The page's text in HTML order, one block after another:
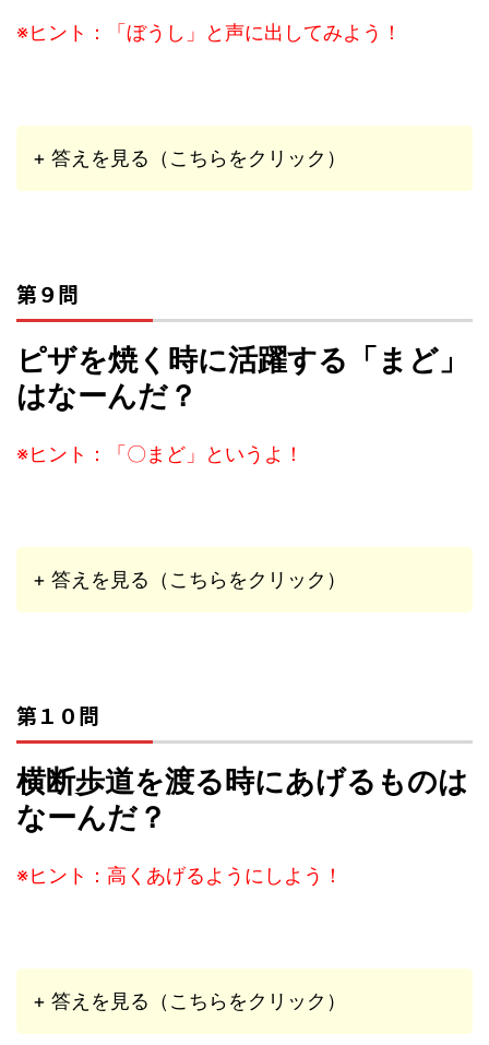
※ヒント：「ぼうし」と声に出してみよう！
+ 答えを見る（こちらをクリック）
第９問
ピザを焼く時に活躍する「まど」
はなーんだ？
※ヒント：「〇まど」というよ！
+ 答えを見る（こちらをクリック）
第１０問
横断歩道を渡る時にあげるものは
なーんだ？
※ヒント：高くあげるようにしよう！
+ 答えを見る（こちらをクリック）